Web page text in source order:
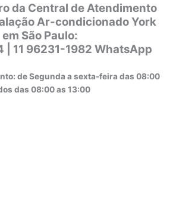
da Central de Atendimento
Ar-condicionado York
em São Paulo:
| 11 96231-1982 WhatsApp
de Segunda a sexta-feira das 08:00
das 08:00 as 13:00